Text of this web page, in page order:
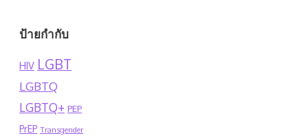
ป้ายกำกับ
HIV LGBT
LGBTQ
LGBTQ+ PEP
PrEP Transgender